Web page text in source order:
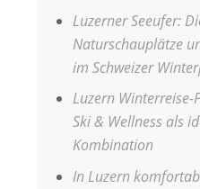
Luzerner Seeufer:
Naturschauplätze
im Schweizer
Luzern Winterreise-
Ski & Wellness als
Kombination
In Luzern